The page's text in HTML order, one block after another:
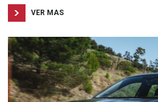
VER MAS